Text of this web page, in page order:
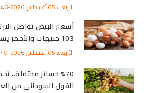
الأربعاء 05 أغسطس 2026-09:46
أسعار البيض تواصل
103 جنيهات والأحمر يسجل 105 جنيهات
الأربعاء 05 أغسطس 2026-09:40
%70 خسائر محتملة..
الفول السوداني من